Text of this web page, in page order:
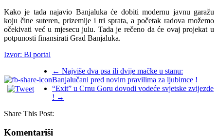
Kako je tada najavio Banjaluka će dobiti modernu javnu garažu
koju čine suteren, prizemlje i tri sprata, a početak radova možemo
očekivati već u mjesecu julu. Tada je rečeno da će ovaj projekat u
potpunosti finansirati Grad Banjaluka.
Izvor: Bl portal
← Najviše dva psa ili dvije mačke u stanu:
Banjalučani pred novim pravilima za ljubimce !
“Exit” u Crnu Goru dovodi vodeće svjetske zvijezde
! →
Share This Post:
Komentariši